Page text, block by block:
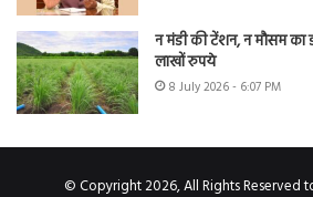
न मंडी की टेंशन, न मौसम
लाखों रुपये
8 July 2026 - 6:07 PM
© Copyright 2026, All Rights Reserved